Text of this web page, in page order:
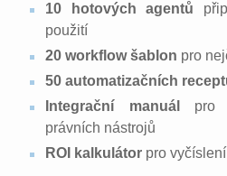
10 hotových agentů
použití
20 workflow šablon pro
50 automatizačních
Integrační manuál pro
právních nástrojů
ROI kalkulátor pro